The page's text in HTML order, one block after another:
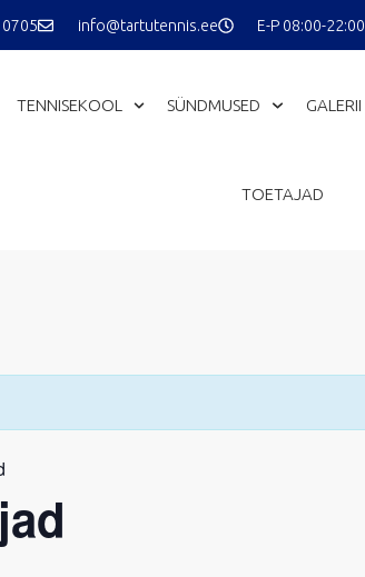
info@tartutennis.ee E-P 08:00-22:00
TENNISEKOOL SÜNDMUSED GALERII
TOETAJAD